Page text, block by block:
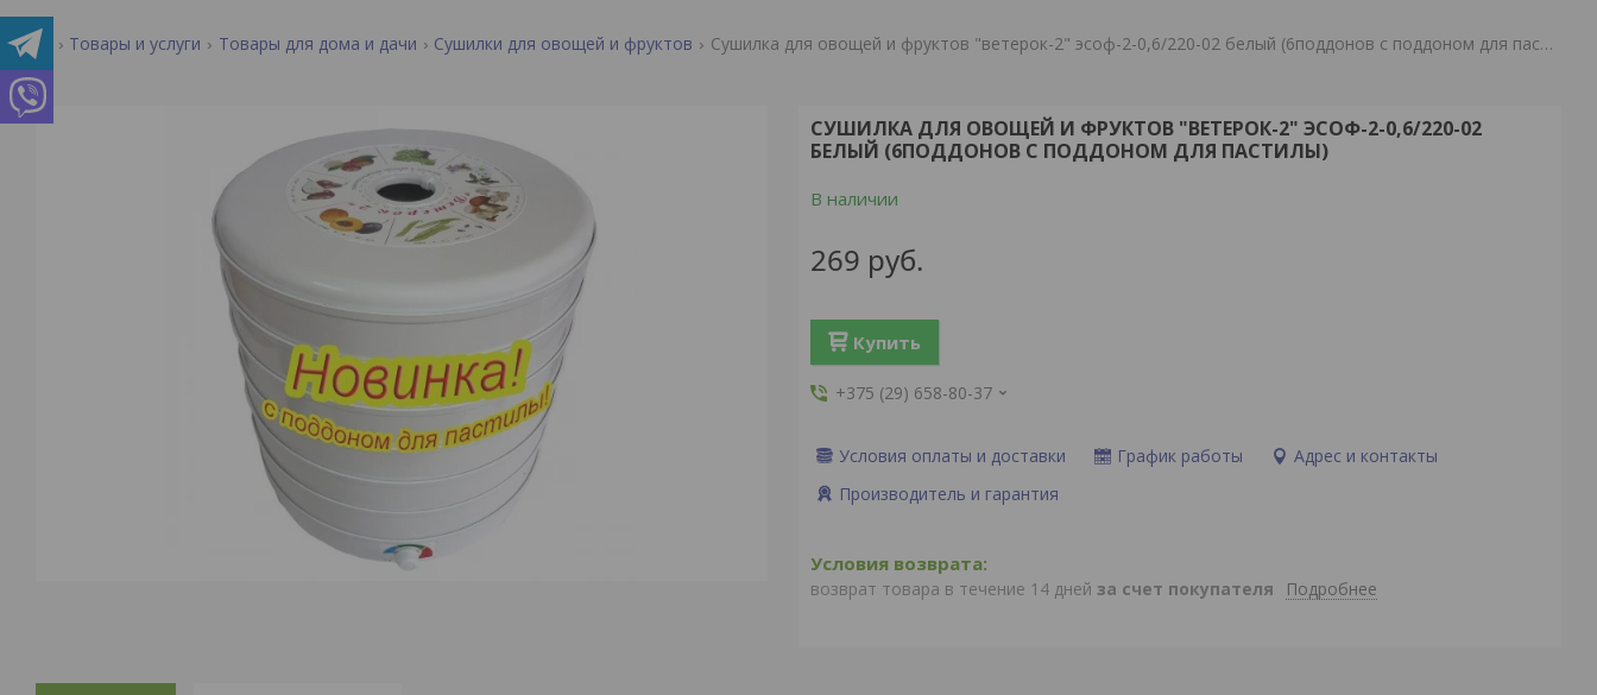
Товары и услуги Товары для дома и дачи Сушилки для овощей и фруктов Сушилка для овощей и фруктов "ветерок-2" эсоф-2-0,6/220-02 белый (6поддонов с поддоном для пастилы)
СУШИЛКА ДЛЯ ОВОЩЕЙ И ФРУКТОВ "ВЕТЕРОК-2" ЭСОФ-2-0,6/220-02
БЕЛЫЙ (6ПОДДОНОВ С ПОДДОНОМ ДЛЯ ПАСТИЛЫ)
В наличии
269 руб.
Купить
+375 (29) 658-80-37
Условия оплаты и доставки График работы
Адрес и контакты
Производитель и гарантия
возврат товара в течение 14 дней за счет покупателя Подробнее